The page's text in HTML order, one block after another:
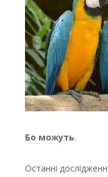
Бо можуть.
Останні